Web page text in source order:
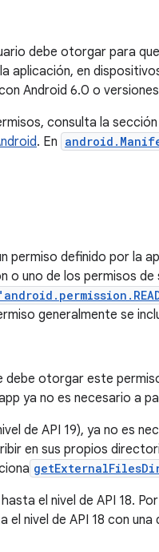
debe otorgar para
aplicación, en
Android 6.0 o
consulta la sección
. En
permiso definido por la
o uno de los permisos
generalmente se
debe otorgar este
ya no es necesario a
de API 19), ya no es
en sus propios
hasta el nivel de API 18.
nivel de API 18 con